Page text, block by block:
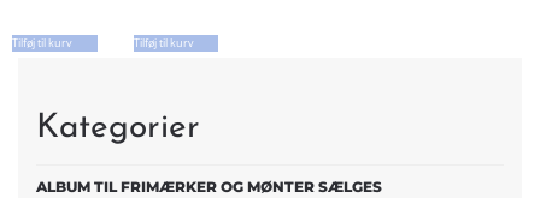
Tilføj til kurv Tilføj til kurv
Kategorier
ALBUM TIL FRIMÆRKER OG MØNTER SÆLGES